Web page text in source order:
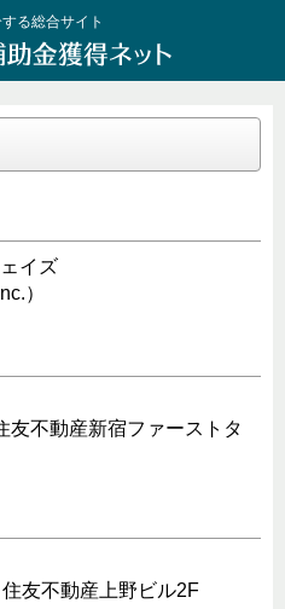
る総合サイト
イズ
）
友不動産新宿ファーストタ
友不動産上野ビル2F